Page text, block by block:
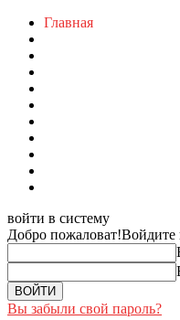
Главная
войти в систему
Добро пожаловат!Войдите
Вы забыли свой пароль?